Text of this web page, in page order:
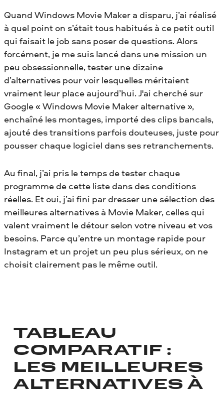
Quand Windows Movie Maker a disparu, j’ai réalisé
à quel point on s’était tous habitués à ce petit outil
qui faisait le job sans poser de questions. Alors
forcément, je me suis lancé dans une mission un
peu obsessionnelle, tester une dizaine
d’alternatives pour voir lesquelles méritaient
vraiment leur place aujourd’hui. J'ai cherché sur
Google « Windows Movie Maker alternative »,
enchaîné les montages, importé des clips bancals,
ajouté des transitions parfois douteuses, juste pour
pousser chaque logiciel dans ses retranchements.
Au final, j’ai pris le temps de tester chaque
programme de cette liste dans des conditions
réelles. Et oui, j’ai fini par dresser une sélection des
meilleures alternatives à Movie Maker, celles qui
valent vraiment le détour selon votre niveau et vos
besoins. Parce qu’entre un montage rapide pour
Instagram et un projet un peu plus sérieux, on ne
choisit clairement pas le même outil.
TABLEAU
COMPARATIF :
LES MEILLEURES
ALTERNATIVES À